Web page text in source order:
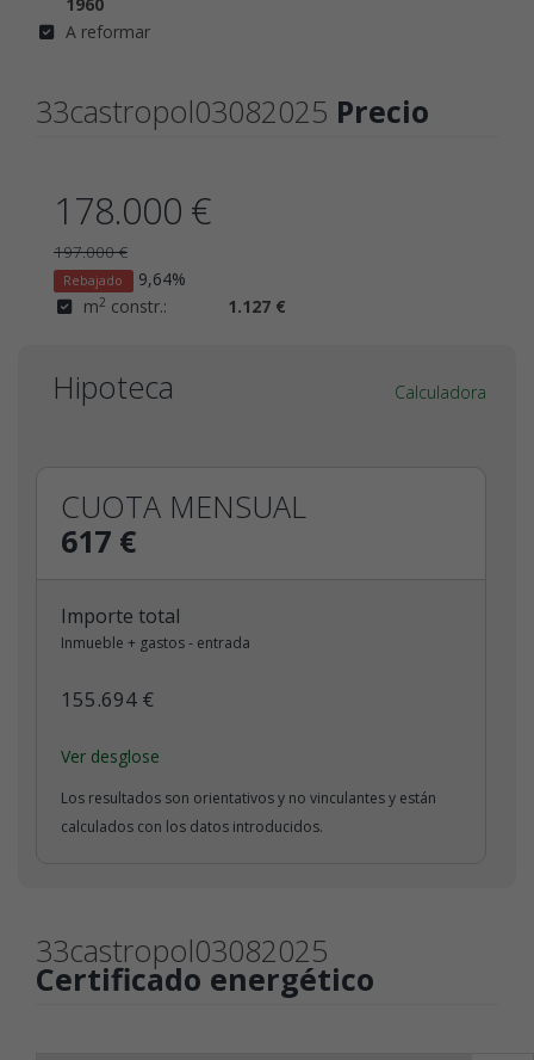
A reformar
33castropol03082025 Precio
178.000 €
197.000 €
Rebajado
9,64%
m2 constr.: 1.127 €
Hipoteca Calculadora
CUOTA MENSUAL
617 €
Importe total
Inmueble + gastos - entrada
155.694 €
Ver desglose
Los resultados son orientativos y no vinculantes y están
calculados con los datos introducidos.
33castropol03082025
Certificado energético